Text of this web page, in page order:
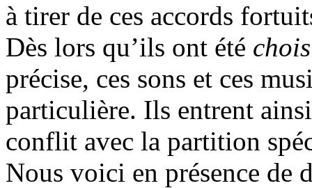
à tirer de ces accords
Dès lors qu’ils ont été
précise, ces sons et ces
particulière. Ils entrent
conflit avec la partition
Nous voici en présence de